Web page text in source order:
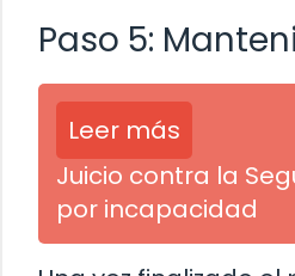
Paso 5:
Leer más
Juicio contra la
por incapacidad